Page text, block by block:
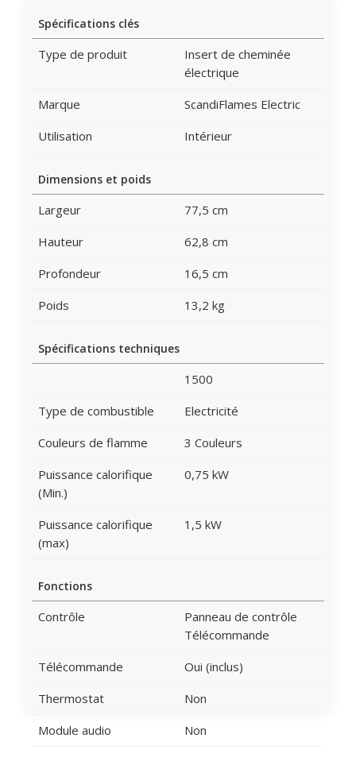
Spécifications clés
Type de produit
Insert de cheminée
électrique
Marque
ScandiFlames Electric
Utilisation
Intérieur
Dimensions et poids
Largeur
77,5 cm
Hauteur
62,8 cm
Profondeur
16,5 cm
Poids
13,2 kg
Spécifications techniques
1500
Type de combustible
Electricité
Couleurs de flamme
3 Couleurs
Puissance calorifique
(Min.)
0,75 kW
Puissance calorifique
(max)
1,5 kW
Fonctions
Contrôle
Panneau de contrôle
Télécommande
Télécommande
Oui (inclus)
Thermostat
Non
Module audio
Non